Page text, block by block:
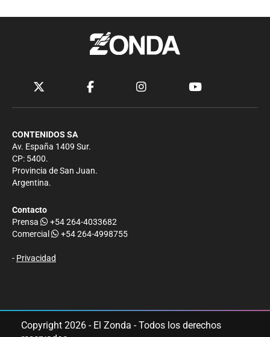
CONTENIDOS SA
Av. España 1409 Sur.
CP: 5400.
Provincia de San Juan.
Argentina.
Contacto
Prensa
+54 264-4033682
Comercial
+54 264-4998755
- Privacidad
Copyright 2026 - El Zonda - Todos los derechos